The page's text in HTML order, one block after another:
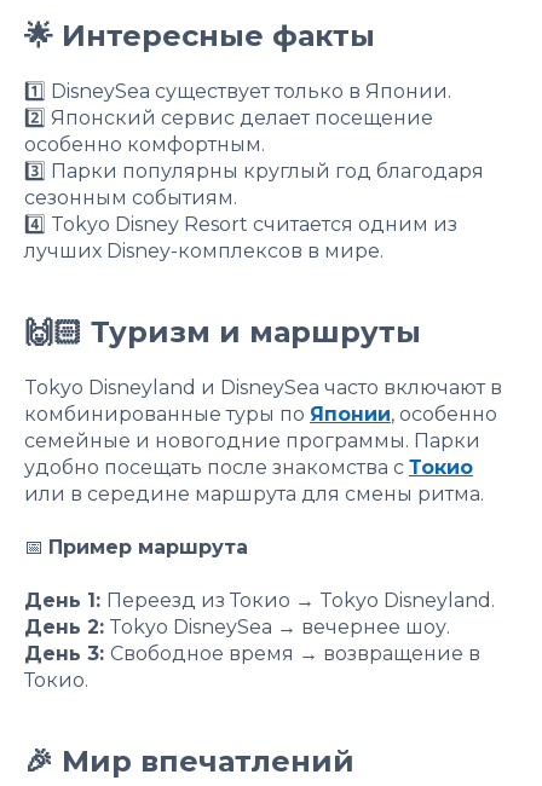
🌟 Интересные факты
1️⃣ DisneySea существует только в Японии.
2️⃣ Японский сервис делает посещение
особенно комфортным.
3️⃣ Парки популярны круглый год благодаря
сезонным событиям.
4️⃣ Tokyo Disney Resort считается одним из
лучших Disney-комплексов в мире.
🙌🏻 Туризм и маршруты
Tokyo Disneyland и DisneySea часто включают в
комбинированные туры по Японии, особенно
семейные и новогодние программы. Парки
удобно посещать после знакомства с Токио
или в середине маршрута для смены ритма.
📅 Пример маршрута
День 1: Переезд из Токио → Tokyo Disneyland.
День 2: Tokyo DisneySea → вечернее шоу.
День 3: Свободное время → возвращение в
Токио.
🎉 Мир впечатлений